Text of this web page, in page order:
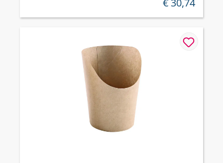
regulärer preis:
€ 30,74